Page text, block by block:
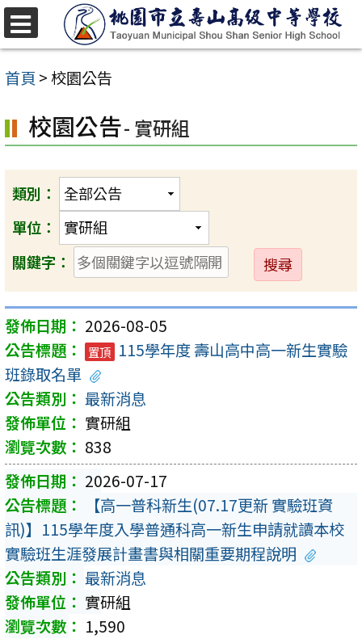
跳
至
主
內
容
首頁 >校園公告
校園公告- 實研組
類別：
單位：
關鍵字：
送
出
2026-08-05
置頂 115學年度 壽山高中高一新生實驗
班錄取名單
最新消息
實研組
838
2026-07-17
【高一普科新生(07.17更新 實驗班資
訊)】115學年度入學普通科高一新生申請就讀本校
實驗班生涯發展計畫書與相關重要期程說明
最新消息
實研組
1,590
選
單